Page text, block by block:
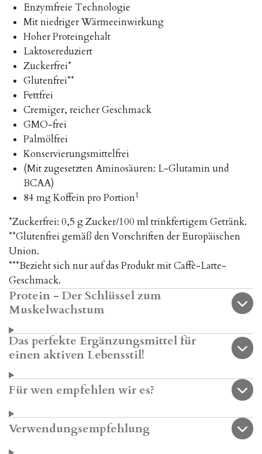
Enzymfreie Technologie
Mit niedriger Wärmeeinwirkung
Hoher Proteingehalt
Laktosereduziert
Zuckerfrei*
Glutenfrei**
Fettfrei
Cremiger, reicher Geschmack
GMO-frei
Palmölfrei
Konservierungsmittelfrei
(Mit zugesetzten Aminosäuren: L-Glutamin und
BCAA)
84 mg Koffein pro Portion1
*Zuckerfrei: 0,5 g Zucker/100 ml trinkfertigem Getränk.
**Glutenfrei gemäß den Vorschriften der Europäischen
Union.
***Bezieht sich nur auf das Produkt mit Caffè-Latte-
Geschmack.
Protein - Der Schlüssel zum
Muskelwachstum
Das perfekte Ergänzungsmittel für
einen aktiven Lebensstil!
Für wen empfehlen wir es?
Verwendungsempfehlung